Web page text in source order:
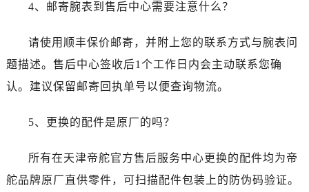
4、邮寄腕表到售后中心需要注意什么？
请使用顺丰保价邮寄，并附上您的联系方式与腕表问
题描述。售后中心签收后1个工作日内会主动联系您确
认。建议保留邮寄回执单号以便查询物流。
5、更换的配件是原厂的吗？
所有在天津帝舵官方售后服务中心更换的配件均为帝
舵品牌原厂直供零件，可扫描配件包装上的防伪码验证。